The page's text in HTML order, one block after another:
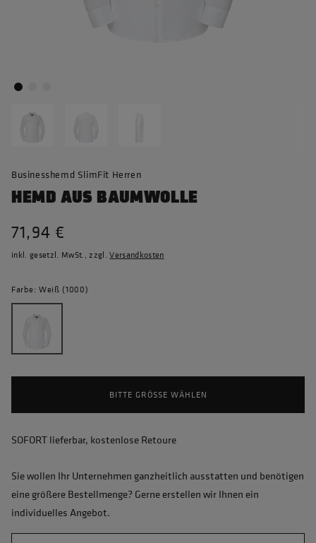
Businesshemd SlimFit Herren
HEMD AUS BAUMWOLLE
71,94 €
inkl. gesetzl. MwSt., zzgl.Versandkosten
Farbe: Weiß (1000)
BITTE GRÖSSE WÄHLEN
SOFORT lieferbar, kostenlose Retoure
Sie wollen Ihr Unternehmen ganzheitlich ausstatten und benötigen
eine größere Bestellmenge? Gerne erstellen wir Ihnen ein
individuelles Angebot.